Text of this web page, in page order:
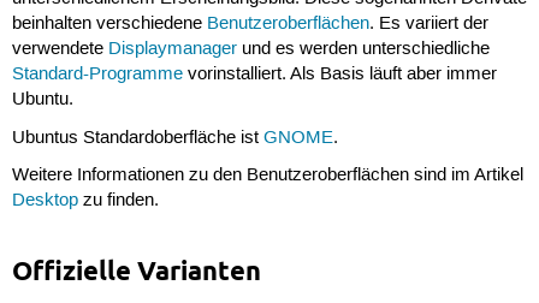
beinhalten verschiedene Benutzeroberflächen. Es variiert der
verwendete Displaymanagerund es werden unterschiedliche
Standard-Programmevorinstalliert. Als Basis läuft aber immer
Ubuntu.
Ubuntus Standardoberfläche ist GNOME.
Weitere Informationen zu den Benutzeroberflächen sind im Artikel
Desktopzu finden.
Offizielle Varianten